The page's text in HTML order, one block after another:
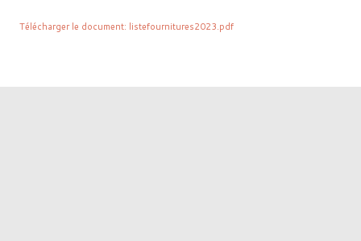
Télécharger le document: listefournitures2023.pdf